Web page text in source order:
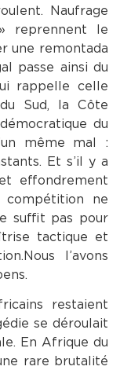
Naufrage
reprennent le
une remontada
passe ainsi du
rappelle celle
Sud, la Côte
du
même mal :
Et s’il y a
effondrement
compétition ne
suffit pas pour
tactique et
l’avons
restaient
se déroulait
En Afrique du
rare brutalité